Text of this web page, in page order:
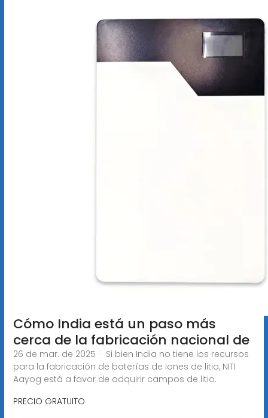
Cómo India está un paso más
cerca de la fabricación nacional de
26 de mar. de 2025 · Si bien India no tiene los recursos
para la fabricación de baterías de iones de litio, NITI
Aayog está a favor de adquirir campos de litio.
PRECIO GRATUITO